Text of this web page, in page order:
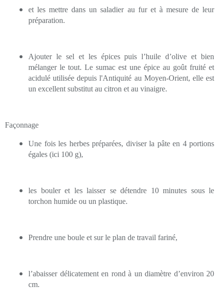
et les mettre dans un saladier au fur et à mesure de leur
préparation.
Ajouter le sel et les épices puis l’huile d’olive et bien
mélanger le tout. Le sumac est une épice au goût fruité et
acidulé utilisée depuis l'Antiquité au Moyen-Orient, elle est
un excellent substitut au citron et au vinaigre.
Façonnage
Une fois les herbes préparées, diviser la pâte en 4 portions
égales (ici 100 g),
les bouler et les laisser se détendre 10 minutes sous le
torchon humide ou un plastique.
Prendre une boule et sur le plan de travail fariné,
l’abaisser délicatement en rond à un diamètre d’environ 20
cm.